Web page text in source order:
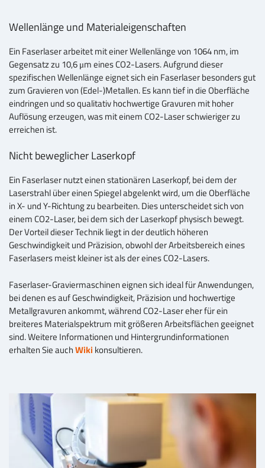
Wellenlänge und Materialeigenschaften
Ein Faserlaser arbeitet mit einer Wellenlänge von 1064 nm, im
Gegensatz zu 10,6 μm eines CO2-Lasers. Aufgrund dieser
spezifischen Wellenlänge eignet sich ein Faserlaser besonders gut
zum Gravieren von (Edel-)Metallen. Es kann tief in die Oberfläche
eindringen und so qualitativ hochwertige Gravuren mit hoher
Auflösung erzeugen, was mit einem CO2-Laser schwieriger zu
erreichen ist.
Nicht beweglicher Laserkopf
Ein Faserlaser nutzt einen stationären Laserkopf, bei dem der
Laserstrahl über einen Spiegel abgelenkt wird, um die Oberfläche
in X- und Y-Richtung zu bearbeiten. Dies unterscheidet sich von
einem CO2-Laser, bei dem sich der Laserkopf physisch bewegt.
Der Vorteil dieser Technik liegt in der deutlich höheren
Geschwindigkeit und Präzision, obwohl der Arbeitsbereich eines
Faserlasers meist kleiner ist als der eines CO2-Lasers.
Faserlaser-Graviermaschinen eignen sich ideal für Anwendungen,
bei denen es auf Geschwindigkeit, Präzision und hochwertige
Metallgravuren ankommt, während CO2-Laser eher für ein
breiteres Materialspektrum mit größeren Arbeitsflächen geeignet
sind. Weitere Informationen und Hintergrundinformationen
erhalten Sie auchWiki konsultieren.